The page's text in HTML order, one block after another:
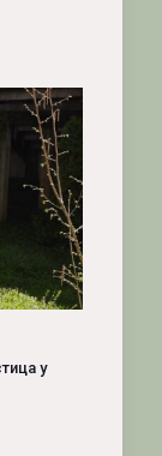
у